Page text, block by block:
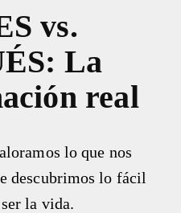
vs.
La
real
lo que nos
descubrimos lo fácil
la vida.